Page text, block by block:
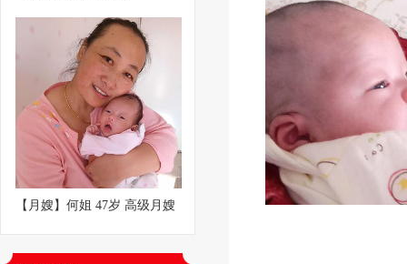
【月嫂】何姐 47岁 高级月嫂